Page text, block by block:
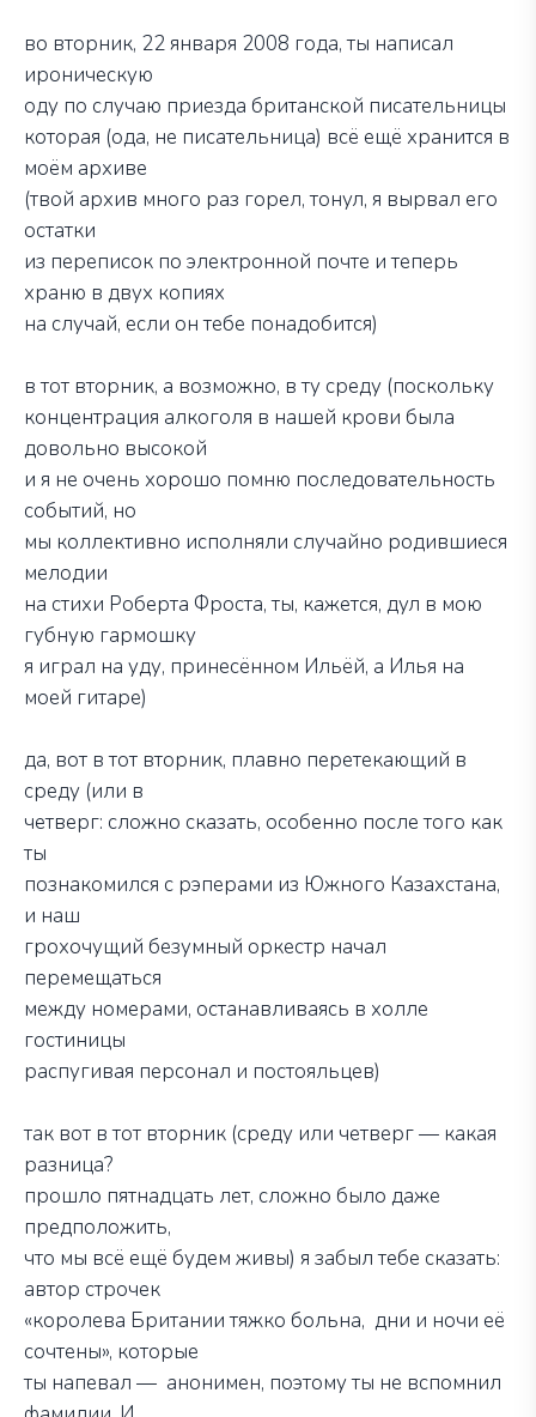
во вторник, 22 января 2008 года, ты написал
ироническую
оду по случаю приезда британской писательницы
которая (ода, не писательница) всё ещё хранится в
моём архиве
(твой архив много раз горел, тонул, я вырвал его
остатки
из переписок по электронной почте и теперь
храню в двух копиях
на случай, если он тебе понадобится)
в тот вторник, а возможно, в ту среду (поскольку
концентрация алкоголя в нашей крови была
довольно высокой
и я не очень хорошо помню последовательность
событий, но
мы коллективно исполняли случайно родившиеся
мелодии
на стихи Роберта Фроста, ты, кажется, дул в мою
губную гармошку
я играл на уду, принесённом Ильёй, а Илья на
моей гитаре)
да, вот в тот вторник, плавно перетекающий в
среду (или в
четверг: сложно сказать, особенно после того как
ты
познакомился с рэперами из Южного Казахстана,
и наш
грохочущий безумный оркестр начал
перемещаться
между номерами, останавливаясь в холле
гостиницы
распугивая персонал и постояльцев)
так вот в тот вторник (среду или четверг — какая
разница?
прошло пятнадцать лет, сложно было даже
предположить,
что мы всё ещё будем живы) я забыл тебе сказать:
автор строчек
«королева Британии тяжко больна, дни и ночи её
сочтены», которые
ты напевал — анонимен, поэтому ты не вспомнил